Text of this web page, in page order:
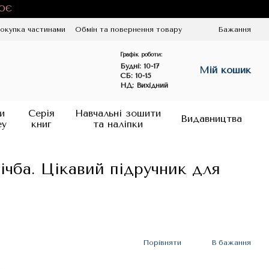
частинами
Обмін та повернення товару
Бажання
Графік роботи:
Будні: 10-17
СБ: 10-15
НД: Вихідний
Мій кошик
Серія
книг
Навчальні зошити
та наліпки
Видавництва
Цікавий підручник для
Порівняти В бажання